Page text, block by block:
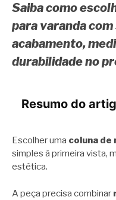
Saiba como
para varanda
acabamento,
durabilidade no
Resumo do
Escolher uma coluna de
simples à primeira vista,
estética.
A peça precisa combinar